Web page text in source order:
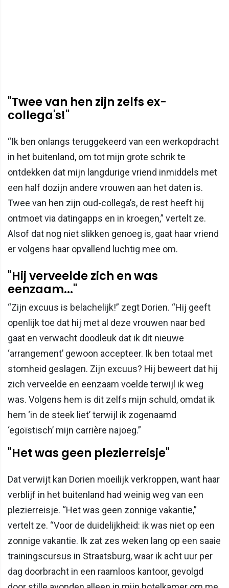
"Twee van hen zijn zelfs ex-
collega's!"
“Ik ben onlangs teruggekeerd van een werkopdracht
in het buitenland, om tot mijn grote schrik te
ontdekken dat mijn langdurige vriend inmiddels met
een half dozijn andere vrouwen aan het daten is.
Twee van hen zijn oud-collega’s, de rest heeft hij
ontmoet via datingapps en in kroegen,” vertelt ze.
Alsof dat nog niet slikken genoeg is, gaat haar vriend
er volgens haar opvallend luchtig mee om.
"Hij verveelde zich en was
eenzaam..."
“Zijn excuus is belachelijk!” zegt Dorien. “Hij geeft
openlijk toe dat hij met al deze vrouwen naar bed
gaat en verwacht doodleuk dat ik dit nieuwe
‘arrangement’ gewoon accepteer. Ik ben totaal met
stomheid geslagen. Zijn excuus? Hij beweert dat hij
zich verveelde en eenzaam voelde terwijl ik weg
was. Volgens hem is dit zelfs mijn schuld, omdat ik
hem ‘in de steek liet’ terwijl ik zogenaamd
‘egoïstisch’ mijn carrière najoeg.”
"Het was geen plezierreisje"
Dat verwijt kan Dorien moeilijk verkroppen, want haar
verblijf in het buitenland had weinig weg van een
plezierreisje. “Het was geen zonnige vakantie,”
vertelt ze. “Voor de duidelijkheid: ik was niet op een
zonnige vakantie. Ik zat zes weken lang op een saaie
trainingscursus in Straatsburg, waar ik acht uur per
dag doorbracht in een raamloos kantoor, gevolgd